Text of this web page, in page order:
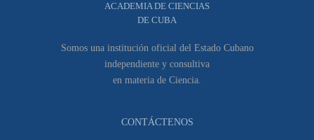
ACADEMIA DE CIENCIAS
DE CUBA
Somos una institución oficial del Estado Cubano
independiente y consultiva
en materia de Ciencia.
CONTÁCTENOS